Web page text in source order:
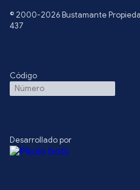
© 2000-2026 Bustamante
437
Código
Desarrollado por